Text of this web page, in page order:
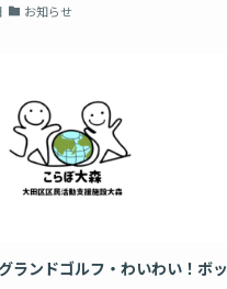
お知らせ
ンドゴルフ・わいわい！ボッ